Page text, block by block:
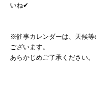
いね✔
※催事カレンダーは、天候
ございます。
あらかじめご了承ください。